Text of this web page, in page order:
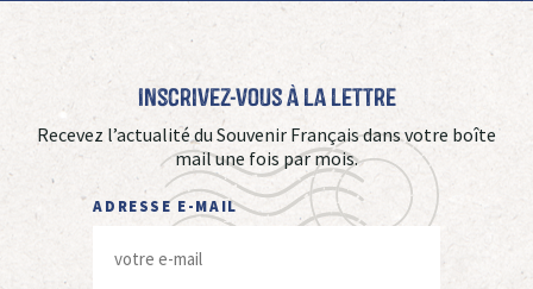
Inscrivez-vous à La Lettre
Recevez l’actualité du Souvenir Français dans votre boîte
mail une fois par mois.
ADRESSE E-MAIL